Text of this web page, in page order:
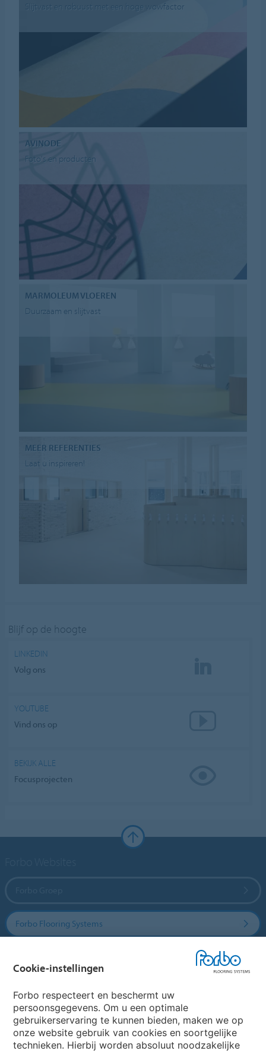
Slijtvast en robuust met een hoge wowfactor
AVINODE
Foto's en producten
MARMOLEUM VLOEREN
Duurzaam en slijtvast
MEER REFERENTIES
Laat u inspireren!
Blijf op de hoogte
LINKEDIN
Volg ons
YOUTUBE
Vind ons op
BEKIJK ALLE
Focusprojecten
Forbo Flooring Systems
Website
Kies uw land
Cookie-instellingen
Forbo respecteert en beschermt uw
persoonsgegevens. Om u een optimale
gebruikerservaring te kunnen bieden, maken we op
onze website gebruik van cookies en soortgelijke
technieken. Hierbij worden absoluut noodzakelijke